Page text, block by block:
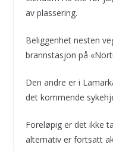
av plassering.
Beliggenhet nesten
brannstasjon på
Den andre er i
det kommende
Foreløpig er det ikke
alternativ er fortsatt